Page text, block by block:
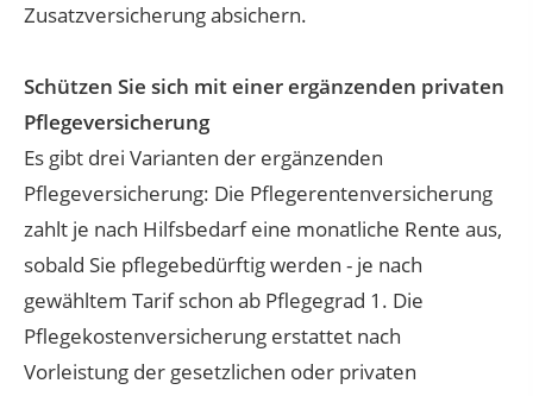
Zusatzversicherung absichern.
Schützen Sie sich mit einer ergänzenden privaten
Pflegeversicherung
Es gibt drei Varianten der ergänzenden
Pflegeversicherung: Die Pflegerentenversicherung
zahlt je nach Hilfsbedarf eine monatliche Rente aus,
sobald Sie pflegebedürftig werden - je nach
gewähltem Tarif schon ab Pflegegrad 1. Die
Pflegekostenversicherung erstattet nach
Vorleistung der gesetzlichen oder privaten